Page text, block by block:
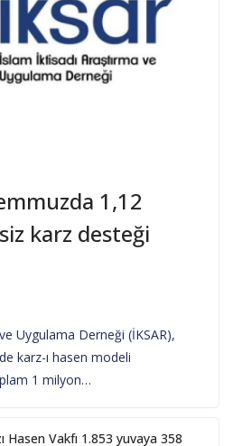
1,12
karz desteği
Uygulama Derneği (İKSAR),
karz-ı hasen modeli
1 milyon…
Hasen Vakfı 1.853 yuvaya 358